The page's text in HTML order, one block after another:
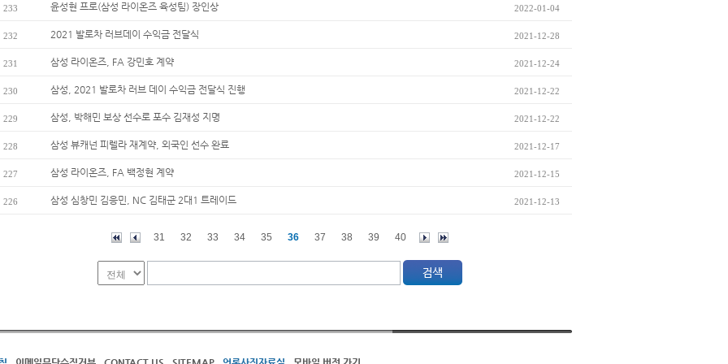
233 윤성현 프로(삼성 라이온즈 육성팀) 장인상 2022-01-04
232 2021 발로차 러브데이 수익금 전달식 2021-12-28
231 삼성 라이온즈, FA 강민호 계약 2021-12-24
230 삼성, 2021 발로차 러브 데이 수익금 전달식 진행 2021-12-22
229 삼성, 박해민 보상 선수로 포수 김재성 지명 2021-12-22
228 삼성 뷰캐넌 피렐라 재계약, 외국인 선수 완료 2021-12-17
227 삼성 라이온즈, FA 백정현 계약 2021-12-15
226 삼성 심창민 김응민, NC 김태군 2대1 트레이드 2021-12-13
31 32 33 34 35 36 37 38 39 40